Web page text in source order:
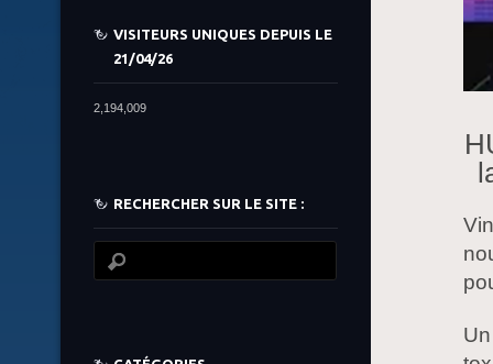
VISITEURS UNIQUES DEPUIS LE
21/04/26
2,194,009
RECHERCHER SUR LE SITE :